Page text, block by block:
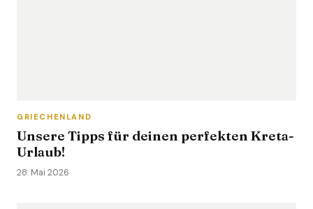
GRIECHENLAND
Unsere Tipps für deinen perfekten Kreta-
Urlaub!
28. Mai 2026